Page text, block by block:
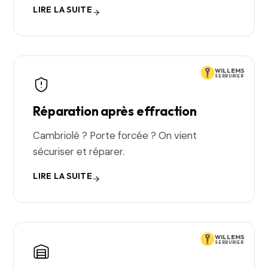
LIRE LA SUITE
WILLEMS
SERRURIER
Réparation après effraction
Cambriolé ? Porte forcée ? On vient
sécuriser et réparer.
LIRE LA SUITE
WILLEMS
SERRURIER